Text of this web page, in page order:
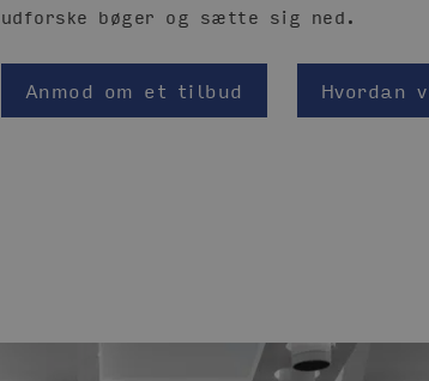
udforske bøger og sætte sig ned.
Anmod om et tilbud Hvordan